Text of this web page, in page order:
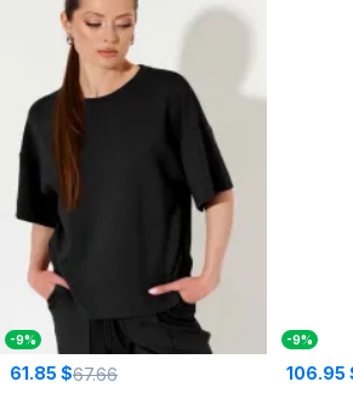
-9%
61.85 $67.66
-9%
106.95